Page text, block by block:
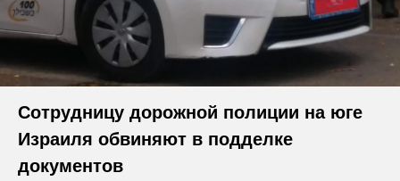
Сотрудницу дорожной полиции на юге
Израиля обвиняют в подделке
документов